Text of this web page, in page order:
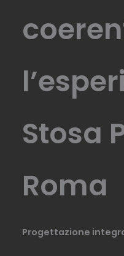
Stosa
Roma
Progettazione